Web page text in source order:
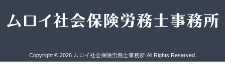
Copyright © 2026 ムロイ社会保険労務士事務所 All Rights Reserved.